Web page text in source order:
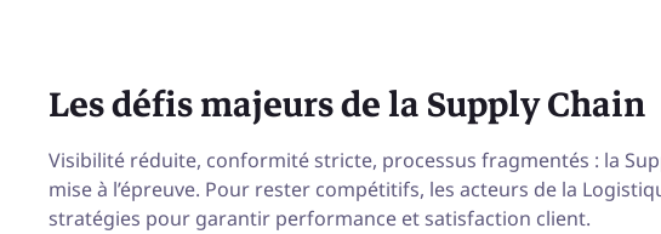
Les défis majeurs dela Supply Chain
Visibilité réduite, conformité stricte, processus fragmentés : la
mise à l’épreuve. Pour rester compétitifs, les acteurs de la
stratégies pour garantir performance et satisfaction client.